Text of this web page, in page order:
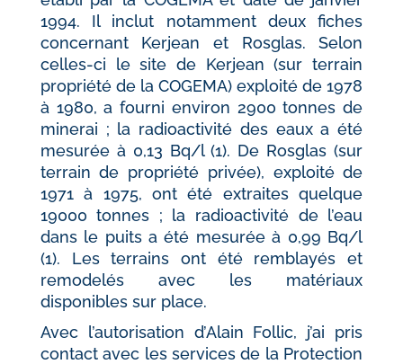
1994. Il inclut notamment deux fiches
concernant Kerjean et Rosglas. Selon
celles-ci le site de Kerjean (sur terrain
propriété de la COGEMA) exploité de 1978
à 1980, a fourni environ 2900 tonnes de
minerai ; la radioactivité des eaux a été
mesurée à 0,13 Bq/l (1). De Rosglas (sur
terrain de propriété privée), exploité de
1971 à 1975, ont été extraites quelque
19000 tonnes ; la radioactivité de l’eau
dans le puits a été mesurée à 0,99 Bq/l
(1). Les terrains ont été remblayés et
remodelés avec les matériaux
disponibles sur place.
Avec l’autorisation d’Alain Follic, j’ai pris
contact avec les services de la Protection